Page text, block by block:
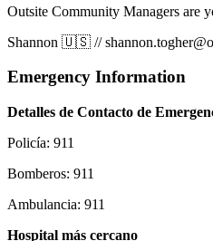
Outsite Community Managers are
Shannon 🇺🇸 //
Emergency Information
Detalles de Contacto de
Policía: 911
Bomberos: 911
Ambulancia: 911
Hospital más cercano